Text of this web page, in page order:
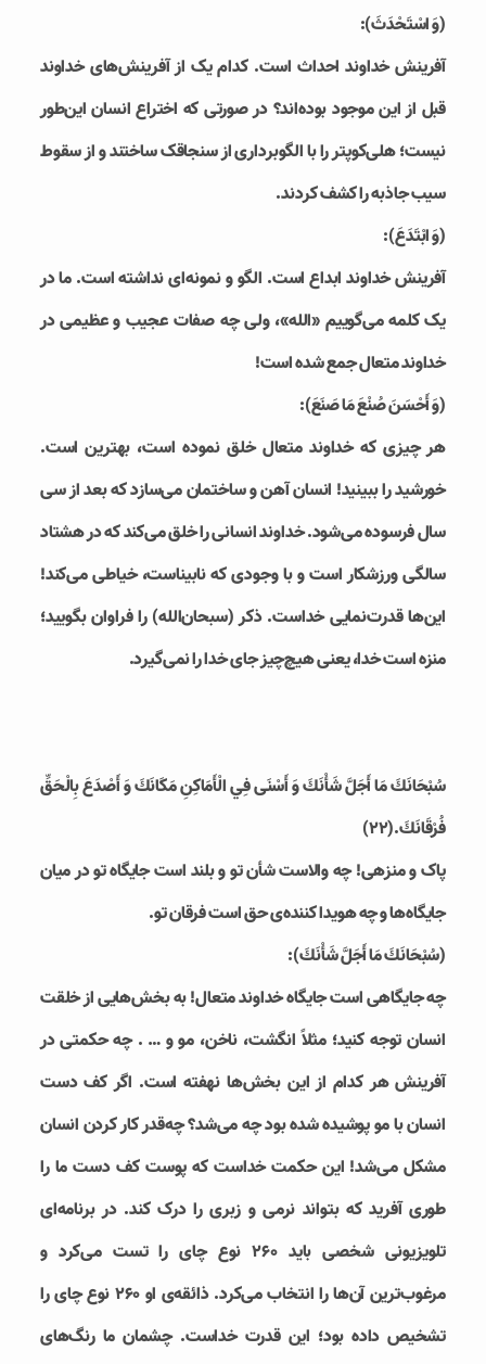
(وَ اسْتَحْدَثَ):
آفرینش خداوند احداث است. کدام یک از آفرینش‌های خداوند
قبل از این موجود بوده‌اند؟ در صورتی که اختراع انسان این‌طور
نیست؛ هلی‌کوپتر را با الگوبرداری از سنجاقک ساختند و از سقوط
سیب جاذبه را کشف کردند.
(وَ ابْتَدَعَ):
آفرینش خداوند ابداع است. الگو و نمونه‌ای نداشته است. ما در
یک کلمه می‌گوییم «الله»، ولی چه صفات عجیب و عظیمی در
خداوند متعال جمع شده است!
(وَ أَحْسَنَ صُنْعَ مَا صَنَعَ‏):
هر چیزی که خداوند متعال خلق نموده است، بهترین است.
خورشید را ببینید! انسان آهن و ساختمان می‌سازد که بعد از سی
سال فرسوده می‌شود. خداوند انسانی را خلق می‌کند که در هشتاد
سالگی ورزشکار است و با وجودی که نابیناست، خیاطی می‌کند!
این‌ها قدرت‌نمایی خداست. ذکر (سبحان‌الله) را فراوان بگویید؛
منزه است خدا، یعنی هیچ‌چیز جای خدا را نمی‌گیرد.
سُبْحَانَكَ مَا أَجَلَّ شَأْنَكَ وَ أَسْنَى فِي الْأَمَاكِنِ مَكَانَكَ وَ أَصْدَعَ بِالْحَقِّ
فُرْقَانَكَ‏.(۲۲)
پاک و منزهی! چه والاست شأن تو و بلند است جایگاه تو در میان
جایگاه‌ها و چه هویدا کننده‌ی حق است فرقان تو.
(سُبْحَانَكَ مَا أَجَلَّ شَأْنَكَ):
چه جایگاهی است جایگاه خداوند متعال! به بخش‌هایی از خلقت
انسان توجه کنید؛ مثلاً انگشت، ناخن، مو و … . چه حکمتی در
آفرینش هر کدام از این بخش‌ها نهفته است. اگر کف دست
انسان با مو پوشیده شده بود چه می‌شد؟ چه‌قدر کار کردن انسان
مشکل می‌شد! این حکمت خداست که پوست کف دست ما را
طوری آفرید که بتواند نرمی و زبری را درک کند. در برنامه‌ای
تلویزیونی شخصی باید ۲۶۰ نوع چای را تست می‌کرد و
مرغوب‌ترین آن‌ها را انتخاب می‌کرد. ذائقه‌ی او ۲۶۰ نوع چای را
تشخیص داده بود؛ این قدرت خداست. چشمان ما رنگ‌های